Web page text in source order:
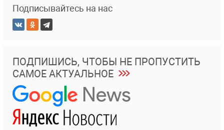
Подписывайтесь на нас
ПОДПИШИСЬ, ЧТОБЫ НЕ ПРОПУСТИТЬ
САМОЕ АКТУАЛЬНОЕ